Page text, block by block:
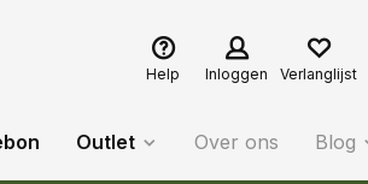
Help Inloggen Verlanglijst
Outlet Over ons Blog